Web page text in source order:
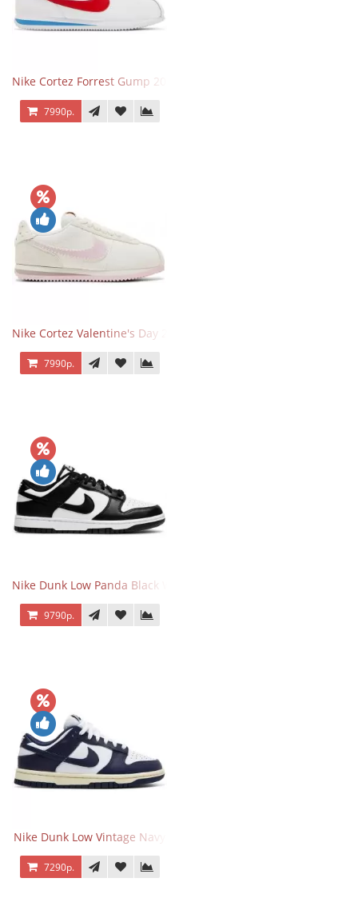
Nike Cortez Forrest Gump 2024
7990р.
Nike Cortez Valentine's Day 2025
7990р.
Nike Dunk Low Panda Black White
9790р.
Nike Dunk Low Vintage Navy
7290р.